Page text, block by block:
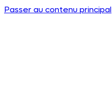
Passer au contenu principal